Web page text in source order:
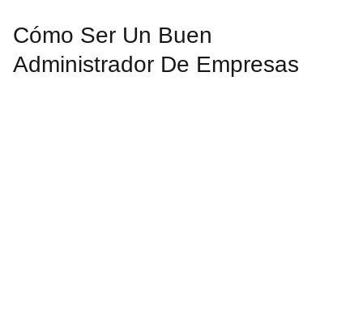
Cómo Ser Un Buen
Administrador De Empresas